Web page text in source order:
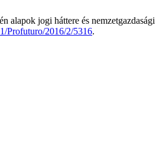
alapok jogi háttere és
Profuturo/2016/2/5316.